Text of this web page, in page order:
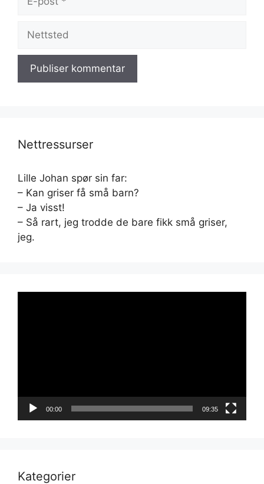
post
Nettressurser
Lille Johan spør sin far:
– Kan griser få små barn?
– Ja visst!
– Så rart, jeg trodde de bare fikk små griser,
jeg.
00:00 09:35
Kategorier